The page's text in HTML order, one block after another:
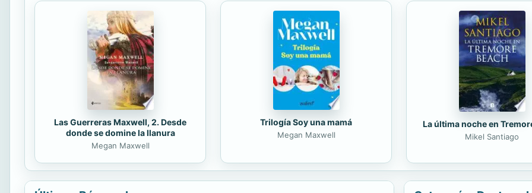
Las Guerreras Maxwell, 2. Desde
donde se domine la llanura
Megan Maxwell
Trilogía Soy una mamá
Megan Maxwell
La última noche en
Mikel Santiago